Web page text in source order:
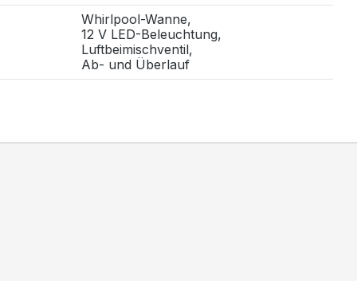
Whirlpool-Wanne,
12 V LED-Beleuchtung,
Luftbeimischventil,
Ab- und Überlauf